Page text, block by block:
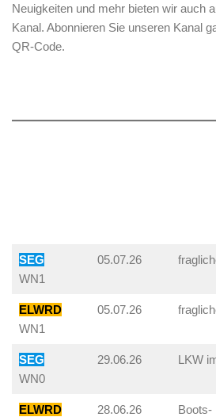
Neuigkeiten und mehr bieten wir auch
Kanal. Abonnieren Sie unseren Kanal
QR-Code.
SEG
WN1
05.07.26
ELWRD
WN1
05.07.26
SEG
WN0
29.06.26 LKW
ELWRD
28.06.26
Boots-